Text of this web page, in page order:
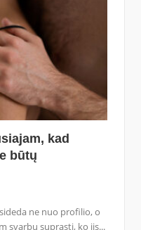
kad
būtų
ne nuo profilio, o
svarbu suprasti, ko jis...